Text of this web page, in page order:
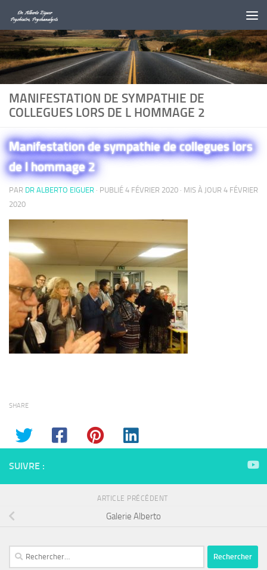
Au dessous du contenu
MANIFESTATION DE SYMPATHIE DE
COLLEGUES LORS DE L HOMMAGE 2
Manifestation de sympathie de collegues lors
de l hommage 2
PAR DR ALBERTO EIGUER · PUBLIÉ 4 FÉVRIER 2020 · MIS À JOUR 4 FÉVRIER
2020
SHARE
SUIVRE :
ARTICLE PRÉCÉDENT
Galerie Alberto
Rechercher :